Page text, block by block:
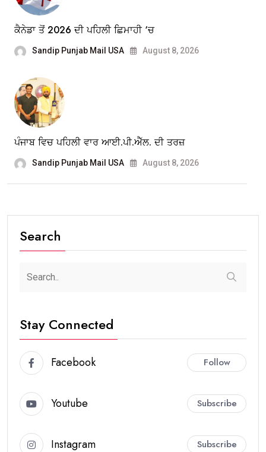
ਕੈਨੇਡਾ ਤੋਂ 2026 ਦੀ ਪਹਿਲੀ ਛਿਮਾਹੀ ‘ਚ
Sandip Punjab Mail USA August 8, 2026
ਪੰਜਾਬ ਵਿਚ ਪਹਿਲੀ ਵਾਰ ਆਈ.ਪੀ.ਐੱਲ. ਦੀ ਤਰਜ਼
Sandip Punjab Mail USA August 8, 2026
Search
Stay Connected
Facebook Follow
Youtube Subscribe
Instagram Subscribe